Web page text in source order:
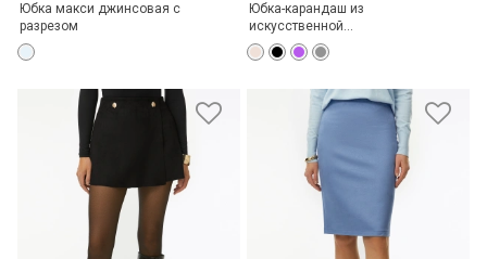
Юбка макси джинсовая с
разрезом
Юбка-карандаш из
искусственной...